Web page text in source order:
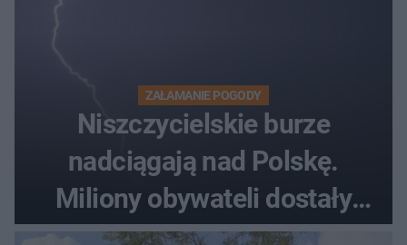
ZAŁAMANIE POGODY
Niszczycielskie burze
nadciągają nad Polskę.
Miliony obywateli dostały
wiadomości z pilnym